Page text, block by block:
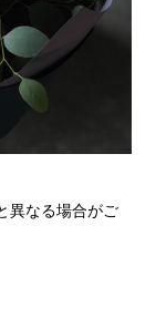
異なる場合がご